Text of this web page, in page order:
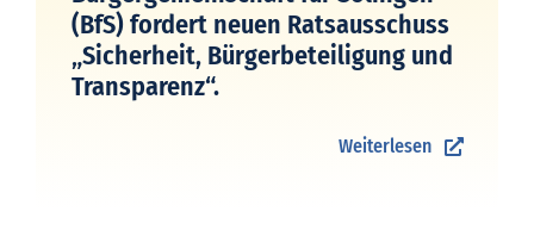
(BfS) fordert neuen Ratsausschuss
„Sicherheit, Bürgerbeteiligung und
Transparenz“.
Weiterlesen